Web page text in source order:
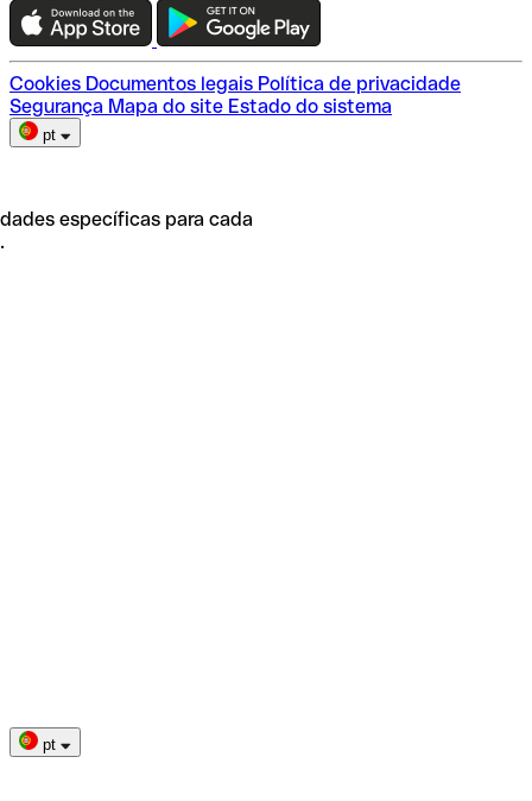
Escolha do plano
Cookies Documentos legais Política de privacidade
Segurança Mapa do site Estado do sistema
pt
específicas para cada
pt